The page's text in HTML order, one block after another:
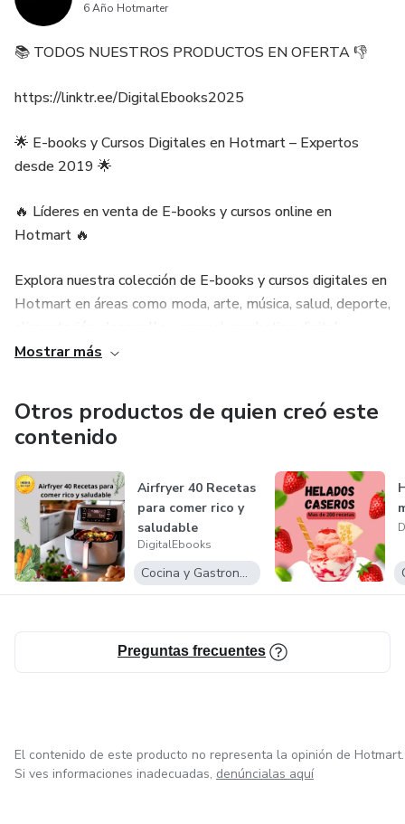
✅ Preparación para situaciones de la vida real
✅ Y muchas cosas mas
Ya sea que comiences desde cero o busques mejorar
habilidades existentes, "Inglés 4 en 1: Cursos Fácil y
Rápidos" te ofrece todo lo necesario para avanzar en el
idioma de manera rápida y efectiva.
6 Año Hotmarter
📚 TODOS NUESTROS PRODUCTOS EN OFERTA 👎
https://linktr.ee/DigitalEbooks2025
🌟 E-books y Cursos Digitales en Hotmart – Expertos
desde 2019 🌟
🔥 Líderes en venta de E-books y cursos online en
Hotmart 🔥
Explora nuestra colección de E-books y cursos digitales en
Hotmart en áreas como moda, arte, música, salud, deporte,
finanzas, emprendimiento y mucho más.
✅ E-books y cursos de calidad: contenido verificado y
✅ Compra fácil y segura: múltiples métodos de pago
confiables.
✅ Soporte 24/7: atención personalizada por email,
✅ Más de 1500 productos digitales en Hotmart: variedad
y garantía de excelencia.
✨ Nuestra misión: ayudarte a aprender online, adquirir
Mostrar más
Otros productos de quien creó este
contenido
Airfryer 40 Recetas
para comer rico y
saludable
DigitalEbooks
Cocina y Gastronomía
Preguntas frecuentes
El contenido de este producto no representa la opinión de Hotmart.
Si ves informaciones inadecuadas, denúncialas aquí